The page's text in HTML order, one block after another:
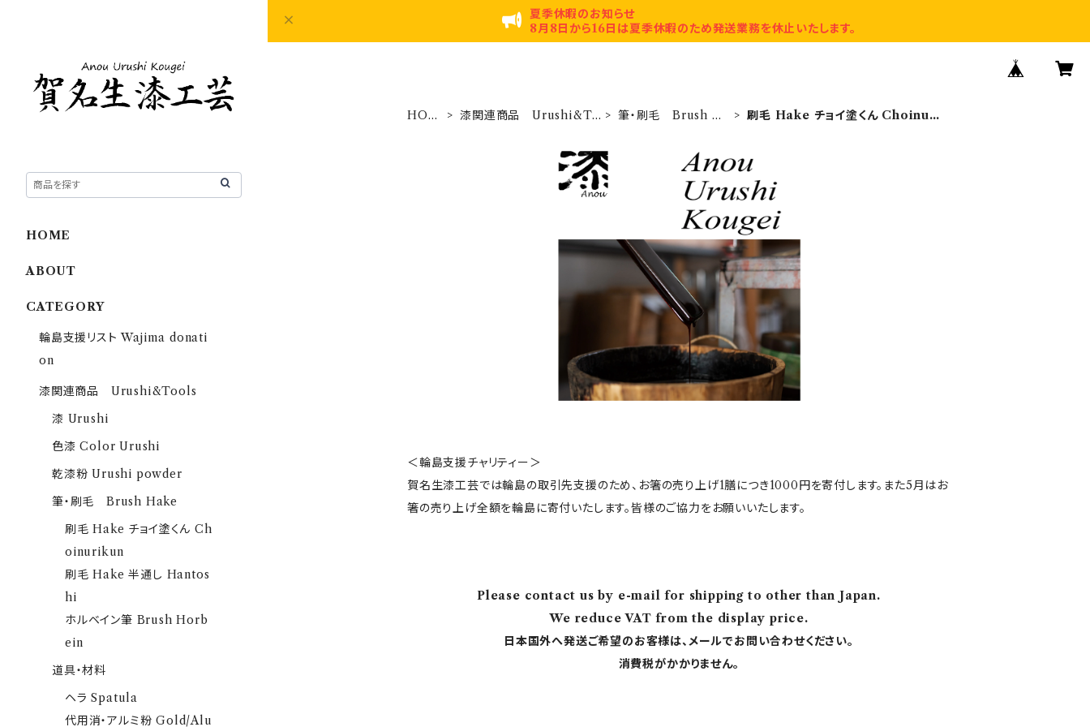
夏季休暇のお知らせ
8月8日から16日は夏季休暇のため発送業務を休止いたします。
HOM
漆関連商品 Urushi&To
筆・刷毛 Brush Ha
刷毛 Hake チョイ塗くん Choinuri
＜輪島支援チャリティー＞
賀名生漆工芸では輪島の取引先支援のため、お箸の売り上げ1膳につき1000円を寄付します。また5月はお
箸の売り上げ全額を輪島に寄付いたします。皆様のご協力をお願いいたします。
Please contact us by e-mail for shipping to other than Japan.
We reduce VAT from the display price.
日本国外へ発送ご希望のお客様は、メールでお問い合わせください。
消費税がかかりません。
HOME
ABOUT
CATEGORY
輪島支援リスト Wajima donati
on
漆関連商品 Urushi&Tools
漆 Urushi
色漆 Color Urushi
乾漆粉 Urushi powder
筆・刷毛 Brush Hake
刷毛 Hake チョイ塗くん Ch
oinurikun
刷毛 Hake 半通し Hantos
hi
ホルベイン筆 Brush Horb
ein
道具・材料
ヘラ Spatula
代用消・アルミ粉 Gold/Alu